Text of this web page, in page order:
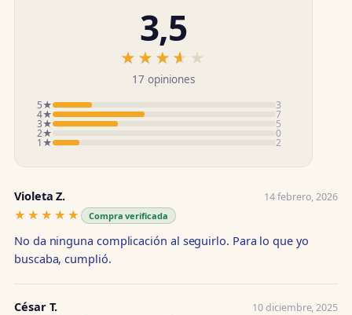
3,5
★★★★★
★★★★★
17 opiniones
5★ 3
4★ 7
3★ 5
2★ 0
1★ 2
Violeta Z. 14 febrero, 2026
★★★★★
★★★★★ Compra verificada
No da ninguna complicación al seguirlo. Para lo que yo
buscaba, cumplió.
César T. 10 diciembre, 2025